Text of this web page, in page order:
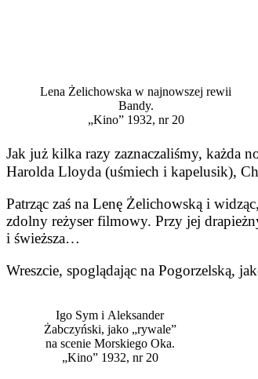
Lena Żelichowska w najnowszej rewii
Bandy.
„Kino” 1932, nr 20
Jak już kilka razy zaznaczaliśmy, każda
Ha­rolda Lloyda (uśmiech i kapelusik),
Patrząc zaś na Lenę Żelichowską i
zdolny reżyser filmowy. Przy jej
i świeższa…
Wreszcie, spoglądając na Pogorzel­ską,
Igo Sym i Aleksander
Żabczyński, jako „rywale”
na scenie Morskiego Oka.
„Kino” 1932, nr 20